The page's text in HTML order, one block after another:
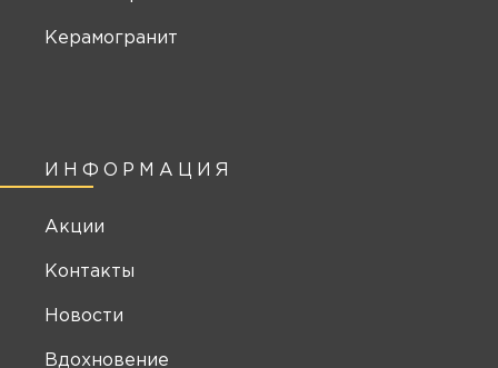
ИНФОРМАЦИЯ
Акции
Контакты
Новости
Вдохновение
Керамогранит